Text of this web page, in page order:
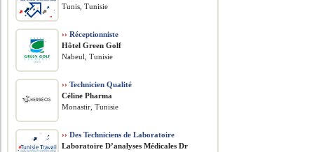
Tunis, Tunisie
›› Réceptionniste
Hôtel Green Golf
Nabeul, Tunisie
›› Technicien Qualité
Céline Pharma
Monastir, Tunisie
›› Des Techniciens de Laboratoire
Laboratoire D’analyses Médicales Dr